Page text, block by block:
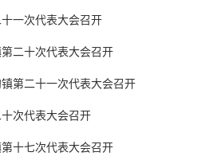
一次代表大会召开
二十次代表大会召开
第二十一次代表大会召开
次代表大会召开
十七次代表大会召开